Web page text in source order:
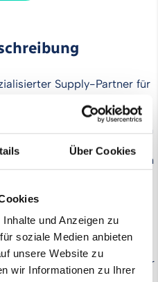
Über Cookies
und Anzeigen zu
soziale Medien anbieten
unsere Website zu
wir Informationen zu Ihrer
Supply-Partner für
dem
Das individuell
wird sowohl über ein
eigene Kapazitäten
dabei auf der europäischen
Lieferprogramm wird
kurze Transportwege,
und faire
auf die intensive
an Filialkunden. Dieser
beim Einkauf und im